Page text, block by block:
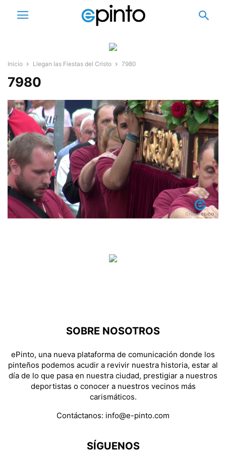
Inicio Llegan las Fiestas del Cristo 7980
7980
SOBRE NOSOTROS
ePinto, una nueva plataforma de comunicación donde los
pinteños podemos acudir a revivir nuestra historia, estar al
día de lo que pasa en nuestra ciudad, prestigiar a nuestros
deportistas o conocer a nuestros vecinos más
carismáticos.
Contáctanos: info@e-pinto.com
SÍGUENOS